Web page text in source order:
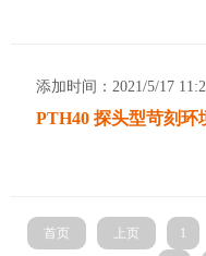
添加时间：2021/5/17
首页 上页 1